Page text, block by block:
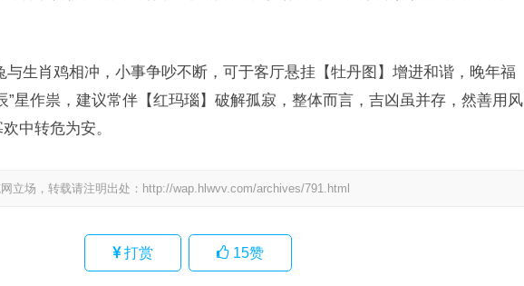
与生肖鸡相冲，小事争吵不断，可于客厅悬挂【牡丹图】增进和谐，晚年福
”星作祟，建议常伴【红玛瑙】破解孤寂，整体而言，吉凶虽并存，然善用风
中转危为安。
立场，转载请注明出处： http://wap.hlwvv.com/archives/791.html
打赏 15赞